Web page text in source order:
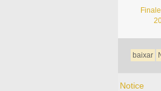
baixar
Notice